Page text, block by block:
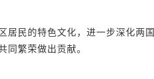
居民的特色文化，进一步深化两
同繁荣做出贡献。